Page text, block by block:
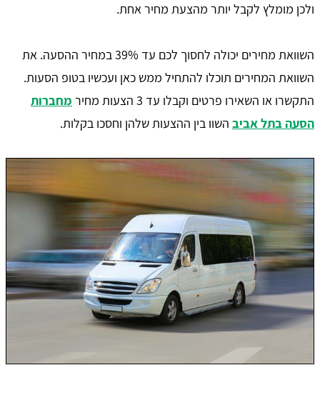
ולכן מומלץ לקבל יותר מהצעת מחיר אחת.
השוואת מחירים יכולה לחסוך לכם עד 39% במחיר ההסעה. את
השוואת המחירים תוכלו להתחיל ממש כאן ועכשיו בטופ הסעות.
התקשרו או השאירו פרטים וקבלו עד 3 הצעות מחיר
מחברות
הסעה בתל אביב השוו בין ההצעות שלהן וחסכו בקלות.